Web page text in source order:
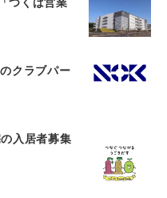
クラブパー
入居者募集